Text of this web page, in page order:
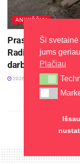
ANYKŠČIAI
Prasidėjo
darbai
2026-07-12
Ši
jums
Plačiau